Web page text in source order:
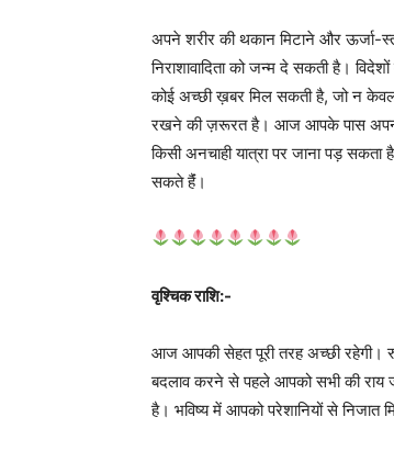
अपने शरीर की थकान मिटाने और ऊर्जा-
निराशावादिता को जन्म दे सकती है।
कोई अच्छी ख़बर मिल सकती है, जो न केवल
रखने की ज़रूरत है। आज आपके पास अपनी
किसी अनचाही यात्रा पर जाना पड़
सकते हैंं।
वृश्चिक राशि:-
आज आपकी सेहत पूरी तरह अच्छी रहेगी।
बदलाव करने से पहले आपको सभी की राय
है। भविष्य में आपको परेशानियों से